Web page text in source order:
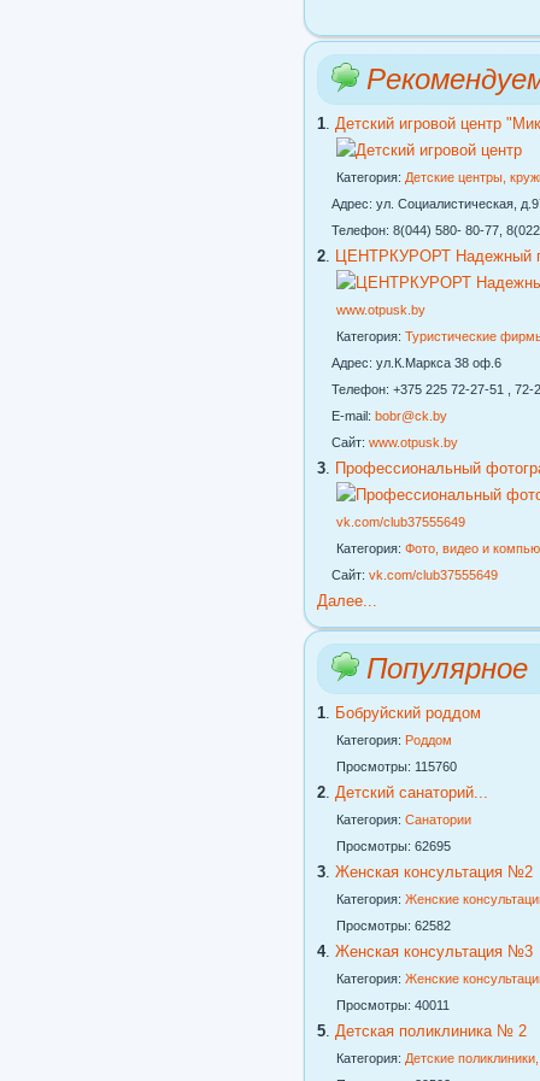
1. Детский игровой центр
Категория: Детские центры,
Адрес: ул. Социалистическая,
Телефон: 8(044) 580- 80-77,
2. ЦЕНТРКУРОРТ Надежный
www.otpusk.by
Категория: Туристические
Адрес: ул.К.Маркса 38 оф.6
Телефон: +375 225 72-27-51 , 72-
E-mail: bobr@ck.by
Сайт: www.otpusk.by
3. Профессиональный
vk.com/club37555649
Категория: Фото, видео и
Сайт: vk.com/club37555649
Далее...
Популярное
1. Бобруйский роддом
Категория: Роддом
Просмотры: 115760
2. Детский санаторий...
Категория: Санатории
Просмотры: 62695
3. Женская консультация №2
Категория: Женские
Просмотры: 62582
4. Женская консультация №3
Категория: Женские
Просмотры: 40011
5. Детская поликлиника № 2
Категория: Детские